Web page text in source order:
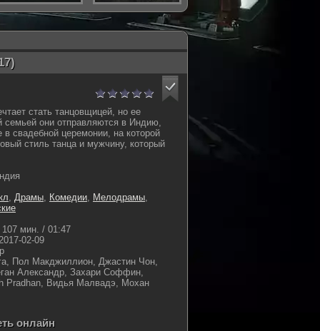
стать танцовщицей, но ее
семьей они отправляются в Индию,
в свадебной церемонии, на которой
стиль танца и мужчину, который
, Драмы, Комедии, Мелодрамы,
107 мин. / 01:47
02-09
Пол Макджиллион, Джастин Чон,
Александр, Захари Соффин,
Pradhan, Видья Малвадэ, Мохан
онлайн